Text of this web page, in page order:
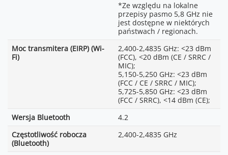
*Ze względu na lokalne
przepisy pasmo 5,8 GHz nie
jest dostępne w niektórych
państwach / regionach.
Moc transmitera (EIRP) (Wi-
Fi)
2,400-2,4835 GHz: <23 dBm
(FCC), <20 dBm (CE / SRRC /
MIC);
5,150-5,250 GHz: <23 dBm
(FCC / CE / SRRC / MIC);
5,725-5,850 GHz: <23 dBm
(FCC / SRRC), <14 dBm (CE);
Wersja Bluetooth
4.2
Częstotliwość robocza
(Bluetooth)
2,400-2,4835 GHz